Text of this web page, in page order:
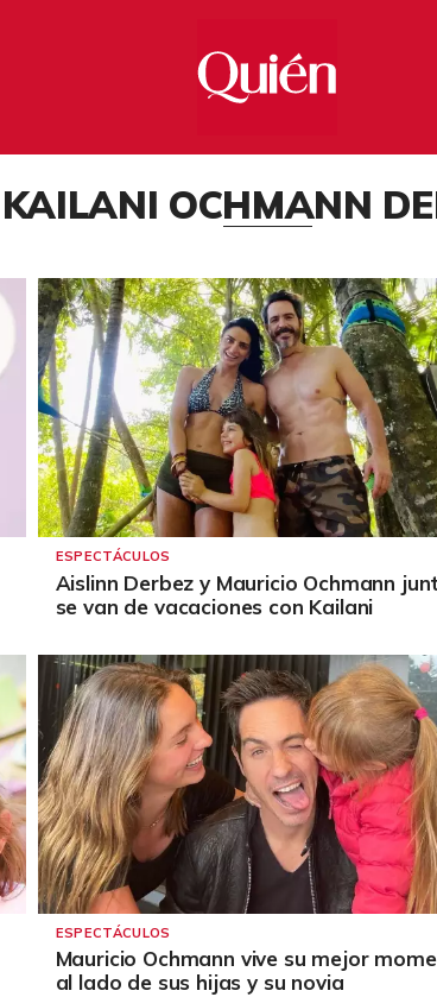
KAILANI OCHMANN
ESPECTÁCULOS
Aislinn Derbez y Mauricio Ochmann
se van de vacaciones con Kailani
ESPECTÁCULOS
Mauricio Ochmann vive su mejor
al lado de sus hijas y su novia